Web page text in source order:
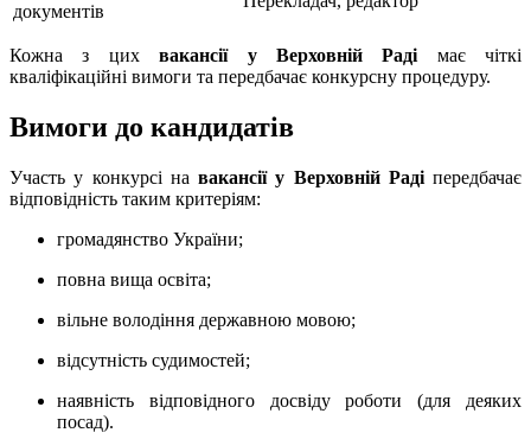
документів
Кожна з цихвакaнсії у Верховній Радімає чіткі
кваліфікаційні вимоги та передбачає конкурсну процедуру.
Вимоги до кандидатів
Участь у конкурсі на вакансії у Верховній Радіпередбачає
відповідність таким критеріям:
громадянство України;
повна вища освіта;
вільне володіння державною мовою;
відсутність судимостей;
наявність відповідного досвіду роботи (для деяких
посад).